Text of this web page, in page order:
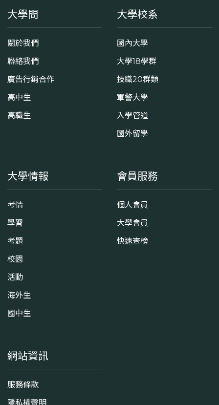
大學問
關於我們
聯絡我們
廣告行銷合作
高中生
高職生
大學校系
國內大學
大學18學群
技職20群類
軍警大學
入學管道
國外留學
大學情報
考情
學習
考題
校園
活動
海外生
國中生
會員服務
個人會員
大學會員
快速查榜
網站資訊
服務條款
隱私權聲明